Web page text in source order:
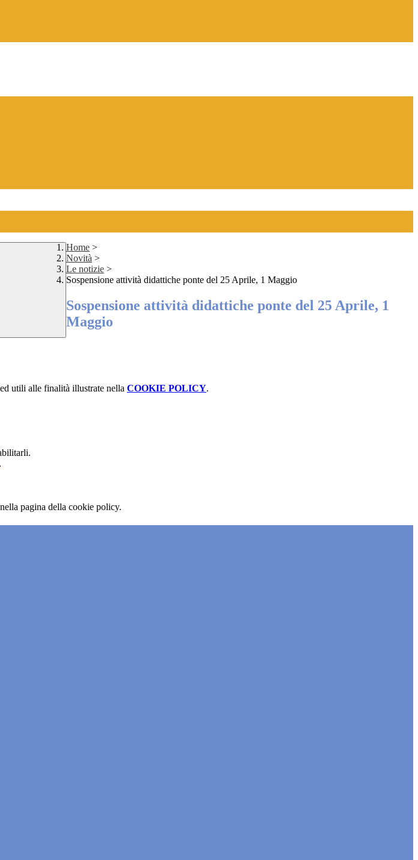
Home >
Novità >
Le notizie >
Sospensione attività didattiche ponte del 25 Aprile, 1 Maggio
Sospensione attività didattiche ponte del 25 Aprile, 1
Maggio
utili alle finalità illustrate nella COOKIE POLICY.
.
pagina della cookie policy.